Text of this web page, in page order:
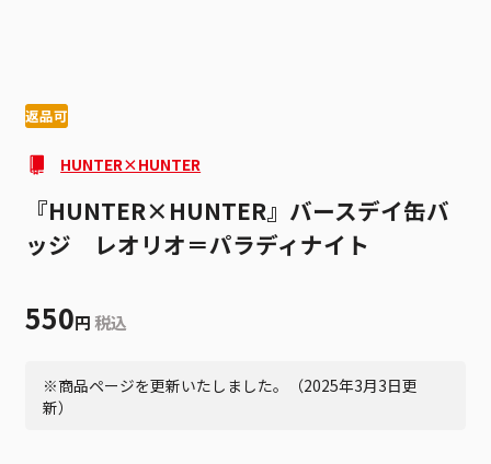
返品可
HUNTER×HUNTER
『HUNTER×HUNTER』バースデイ缶バ
ッジ レオリオ＝パラディナイト
550円 税込
※商品ページを更新いたしました。（2025年3月3日更
新）